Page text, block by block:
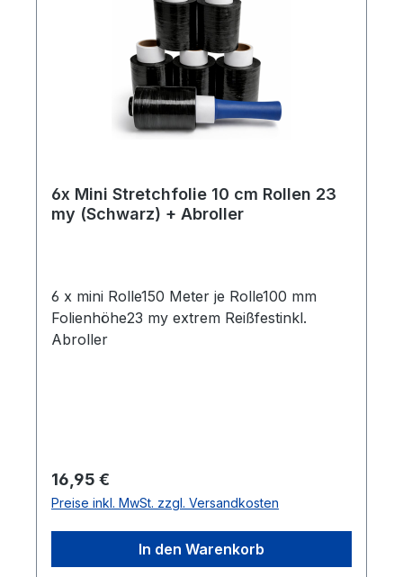
Sicherheit ✔ Beste Qualität für Profis
6x Mini Stretchfolie 10 cm Rollen 23
my (Schwarz) + Abroller
6 x mini Rolle150 Meter je Rolle100 mm
Folienhöhe23 my extrem Reißfestinkl.
Abroller
Regulärer Preis:
16,95 €
Preise inkl. MwSt. zzgl. Versandkosten
In den Warenkorb